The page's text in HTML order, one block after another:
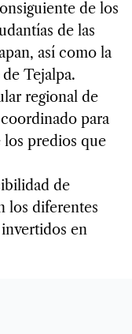
de los
de las
así como la
Tejalpa.
regional de
para
los predios que
de
los diferentes
en